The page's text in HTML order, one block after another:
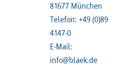
81677 München
Telefon: +49 (0)89
4147-0
E-Mail:
info@blaek.de